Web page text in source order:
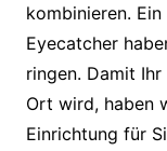
kombinieren.
Eyecatcher
ringen. Damit
Ort wird, haben
Einrichtung für